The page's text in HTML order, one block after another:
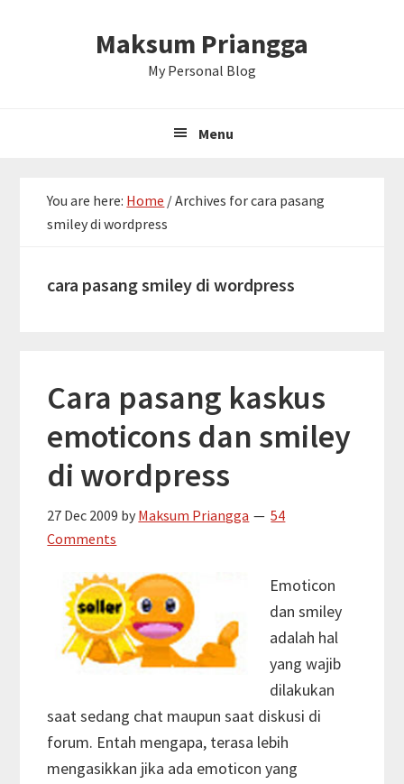
Maksum Priangga
My Personal Blog
Menu
You are here: Home /Archives for cara pasang
smiley di wordpress
cara pasang smiley di wordpress
Cara pasang kaskus
emoticons dan smiley
di wordpress
27 Dec 2009 by Maksum Priangga
54
Comments
Emoticon
dan smiley
adalah hal
yang wajib
dilakukan
saat sedang chat maupun saat diskusi di
forum. Entah mengapa, terasa lebih
mengasikkan jika ada emoticon yang